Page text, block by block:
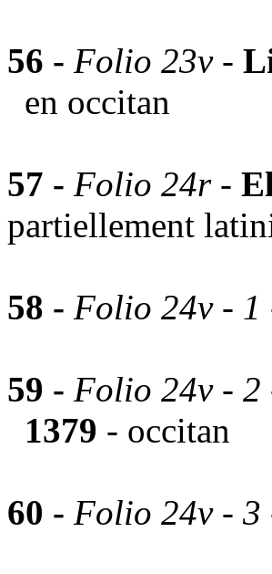
56 - Folio 23v -
en occitan
57 - Folio 24r -
partiellement
58 - Folio 24v - 1
59 - Folio 24v - 2
1379 - occitan
60 - Folio 24v - 3